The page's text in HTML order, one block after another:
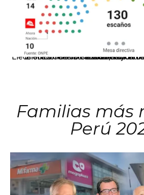
El JNE oficializó la distribución de escaños para la elección de 60 senadores y 130 diputados en las Elecciones Generales 2026, tras el restablecimiento de la Bicameralidad.
Familias más
Perú